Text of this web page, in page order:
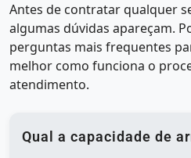
Antes de contratar qualquer
algumas dúvidas apareçam.
perguntas mais frequentes
melhor como funciona o
atendimento.
Qual a capacidade de